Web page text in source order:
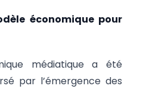
économique pour
médiatique a été
par l’émergence des